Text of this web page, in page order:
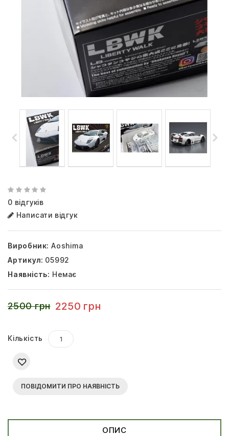
0 відгуків
Написати відгук
Виробник: Aoshima
Артикул: 05992
Наявність: Немає
2500 грн 2250 грн
Кількість
ПОВІДОМИТИ ПРО НАЯВНІСТЬ
ОПИС